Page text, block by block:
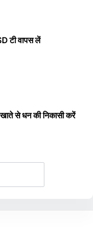
टी वापस लें
से धन की निकासी करें